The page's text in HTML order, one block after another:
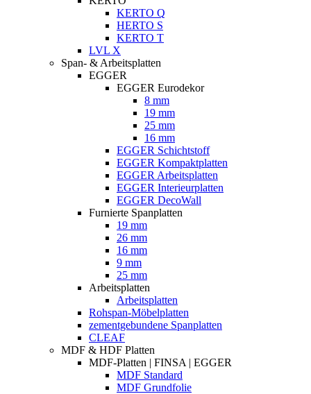
KERTO Q
HERTO S
KERTO T
LVL X
Span- & Arbeitsplatten
EGGER
EGGER Eurodekor
8 mm
19 mm
25 mm
16 mm
EGGER Schichtstoff
EGGER Kompaktplatten
EGGER Arbeitsplatten
EGGER Interieurplatten
EGGER DecoWall
Furnierte Spanplatten
19 mm
26 mm
16 mm
9 mm
25 mm
Arbeitsplatten
Arbeitsplatten
Rohspan-Möbelplatten
zementgebundene Spanplatten
CLEAF
MDF & HDF Platten
MDF-Platten | FINSA | EGGER
MDF Standard
MDF Grundfolie